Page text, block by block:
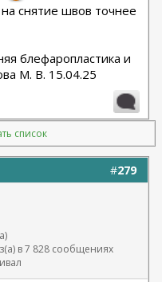
снятие швов точнее
блефаропластика и
М. В. 15.04.25
список
#279
в 7 828 сообщениях